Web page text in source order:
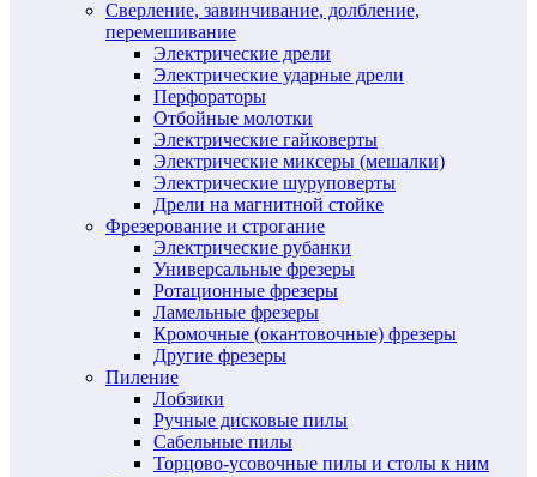
Сверление, завинчивание, долбление,
перемешивание
Электрические дрели
Электрические ударные дрели
Перфораторы
Отбойные молотки
Электрические гайковерты
Электрические миксеры (мешалки)
Электрические шуруповерты
Дрели на магнитной стойке
Фрезерование и строгание
Электрические рубанки
Универсальные фрезеры
Ротационные фрезеры
Ламельные фрезеры
Кромочные (окантовочные) фрезеры
Другие фрезеры
Пиление
Лобзики
Ручные дисковые пилы
Сабельные пилы
Торцово-усовочные пилы и столы к ним